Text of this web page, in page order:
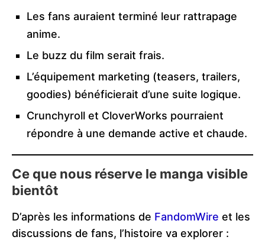
Les fans auraient terminé leur rattrapage
anime.
Le buzz du film serait frais.
L’équipement marketing (teasers, trailers,
goodies) bénéficierait d’une suite logique.
Crunchyroll et CloverWorks pourraient
répondre à une demande active et chaude.
Ce que nous réserve le manga visible
bientôt
D’après les informations de FandomWire et les
discussions de fans, l’histoire va explorer :